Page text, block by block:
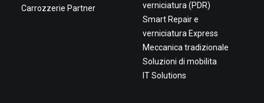
Carrozzerie Partner
verniciatura (PDR)
Smart Repair e
verniciatura Express
Meccanica tradizionale
Soluzioni di mobilita
IT Solutions